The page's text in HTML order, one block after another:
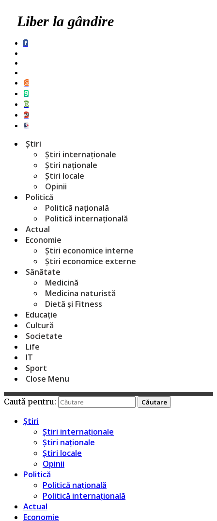
Liber la gândire
Știri
Știri internaționale
Știri naționale
Știri locale
Opinii
Politică
Politică națională
Politică internațională
Actual
Economie
Știri economice interne
Știri economice externe
Sănătate
Medicină
Medicina naturistă
Dietă și Fitness
Educație
Cultură
Societate
Life
IT
Sport
Close Menu
Caută pentru:
Știri
Știri internaționale
Știri naționale
Știri locale
Opinii
Politică
Politică națională
Politică internațională
Actual
Economie